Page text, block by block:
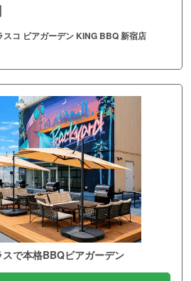
スコ ビアガーデン KING BBQ 新宿店
で本格BBQビアガーデン